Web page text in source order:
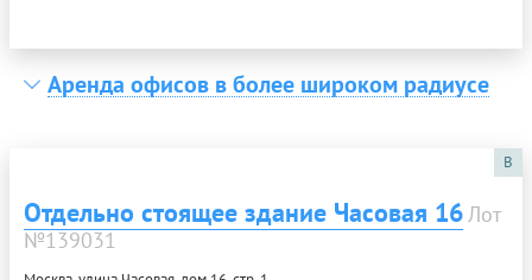
Аренда офисов в более широком радиусе
B
Отдельно стоящее здание Часовая 16Лот
№139031